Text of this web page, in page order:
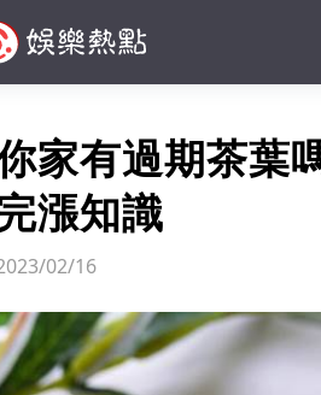
家有過期茶葉
漲知識
02/16